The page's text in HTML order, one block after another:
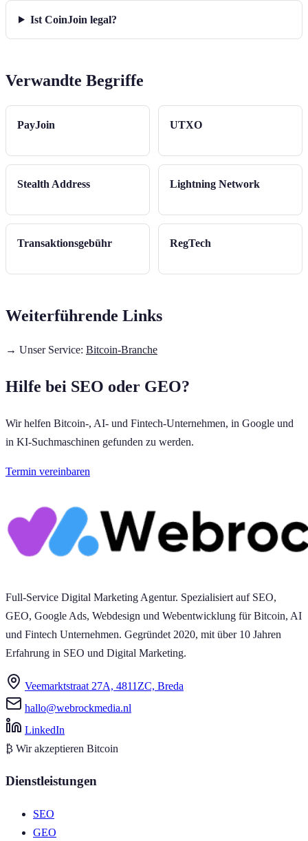
Ist CoinJoin legal?
Verwandte Begriffe
PayJoin UTXO
Stealth Address Lightning Network
Transaktionsgebühr RegTech
Weiterführende Links
→ Unser Service: Bitcoin-Branche
Hilfe bei SEO oder GEO?
Wir helfen Bitcoin-, AI- und Fintech-Unternehmen, in Google und
in KI-Suchmaschinen gefunden zu werden.
Termin vereinbaren
Full-Service Digital Marketing Agentur. Spezialisiert auf SEO,
GEO, Google Ads, Webdesign und Webentwicklung für Bitcoin, AI
und Fintech Unternehmen. Gegründet 2020, mit über 10 Jahren
Erfahrung in SEO und Digital Marketing.
Veemarktstraat 27A, 4811ZC, Breda
hallo@webrockmedia.nl
LinkedIn
₿ Wir akzeptieren Bitcoin
Dienstleistungen
SEO
GEO